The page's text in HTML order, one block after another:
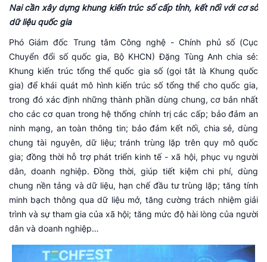
Nai cần xây dựng khung kiến trúc số cấp tỉnh, kết nối với cơ sở
dữ liệu quốc gia
Phó Giám đốc Trung tâm Công nghệ - Chính phủ số (Cục
Chuyển đổi số quốc gia, Bộ KHCN) Đặng Tùng Anh chia sẻ:
Khung kiến trúc tổng thể quốc gia số (gọi tắt là Khung quốc
gia) để khái quát mô hình kiến trúc số tổng thể cho quốc gia,
trong đó xác định những thành phần dùng chung, cơ bản nhất
cho các cơ quan trong hệ thống chính trị các cấp; bảo đảm an
ninh mạng, an toàn thông tin; bảo đảm kết nối, chia sẻ, dùng
chung tài nguyên, dữ liệu; tránh trùng lặp trên quy mô quốc
gia; đồng thời hỗ trợ phát triển kinh tế - xã hội, phục vụ người
dân, doanh nghiệp. Đồng thời, giúp tiết kiệm chi phí, dùng
chung nền tảng và dữ liệu, hạn chế đầu tư trùng lặp; tăng tính
minh bạch thông qua dữ liệu mở, tăng cường trách nhiệm giải
trình và sự tham gia của xã hội; tăng mức độ hài lòng của người
dân và doanh nghiệp…